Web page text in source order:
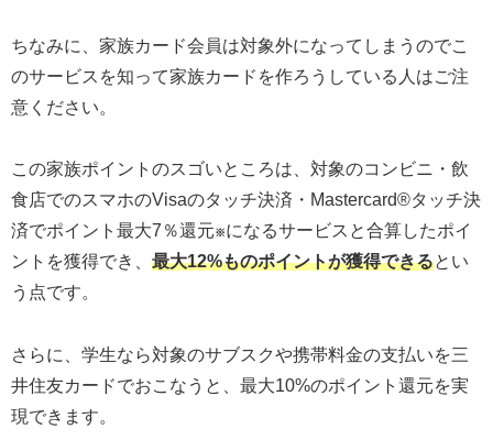
ちなみに、家族カード会員は対象外になってしまうのでこ
のサービスを知って家族カードを作ろうしている人はご注
意ください。
この家族ポイントのスゴいところは、対象のコンビニ・飲
食店でのスマホのVisaのタッチ決済・Mastercard®タッチ決
済でポイント最大7％還元※になるサービスと合算したポイ
ントを獲得でき、 最大12%ものポイントが獲得できるとい
う点です。
さらに、学生なら対象のサブスクや携帯料金の支払いを三
井住友カードでおこなうと、最大10%のポイント還元を実
現できます。